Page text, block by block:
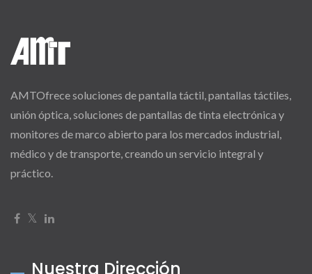
AMTOfrece soluciones de pantalla táctil, pantallas táctiles,
unión óptica, soluciones de pantallas de tinta electrónica y
monitores de marco abierto para los mercados industrial,
médico y de transporte, creando un servicio integral y
práctico.
Nuestra Dirección